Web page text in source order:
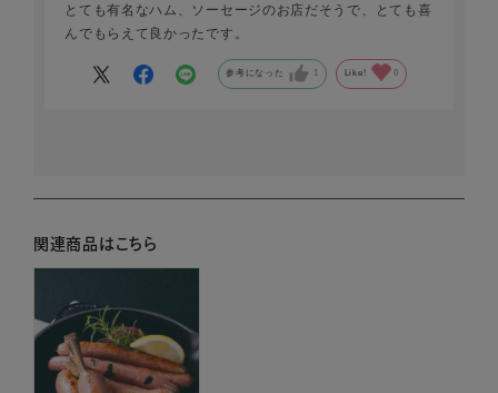
とても有名なハム、ソーセージのお店だそうで、とても喜
んでもらえて良かったです。
参考になった 1 Like! 0
関連商品はこちら